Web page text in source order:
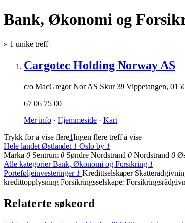
Bank, Økonomi og
» 1 unike treff
Cargotec Holding Norway AS
c/o MacGregor Nor AS Skur 39 Vippetangen,
67 06 75 00
Mer info · Hjemmeside · Kart
Trykk for å vise flere1Ingen flere treff å vise
Hele landet Østlandet 1 Oslo by 1
Marka 0 Sentrum 0 Søndre Nordstrand 0 Nordstrand 0
Alle kategorierBank, Økonomi og Forsikring 1
Porteføljeinvesteringer 1 Kredittselskaper
kredittopplysning Forsikringsselskaper
Relaterte søkeord